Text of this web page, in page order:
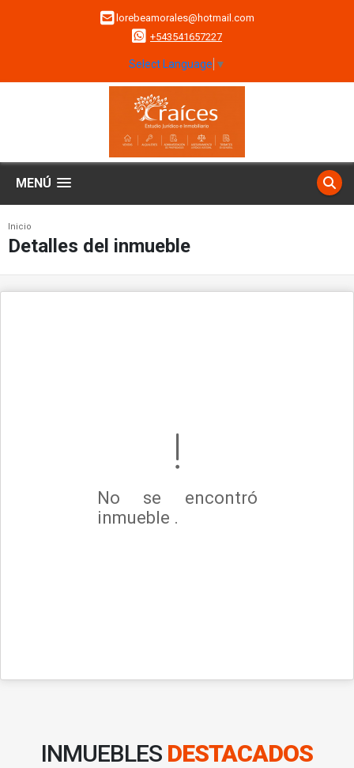
lorebeamorales@hotmail.com
+543541657227
Select Language ▼
MENÚ
Inicio
Detalles del inmueble
No se encontró
inmueble .
INMUEBLES DESTACADOS